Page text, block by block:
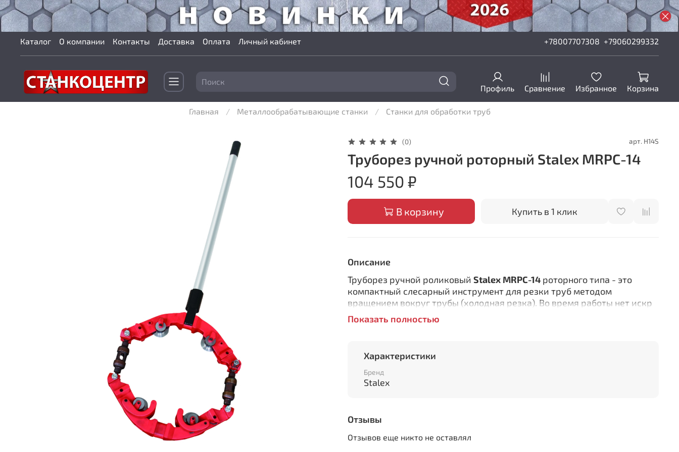
Каталог О компании Контакты Доставка Оплата Личный кабинет +78007707308 +79060299332
Профиль Сравнение Избранное Корзина
Главная Металлообрабатывающие станки Станки для обработки труб
(0) арт. H14S
Труборез ручной роторный Stalex MRPC-14
104 550 ₽
В корзину Купить в 1 клик
Описание
Труборез ручной роликовый Stalex MRPC-14 роторного типа - это
компактный слесарный инструмент для резки труб методом
вращением вокруг трубы (холодная резка). Во время работы нет искр
(в отличие от резки другими инструментами). Конструкция
замкнутого типа с 4 режущими роликами и двумя стяжными муфтами
инструмента: резку можно производить в труднодоступных местах,
где нет полного подхода или доступа к трубе – рычаг вращения имеет
6 площадок на режущей раме, для фиксации и проворота вокруг трубы
Применяют для быстрой резки больших труб Ø10"-14" (Ø250-
350мм)
Показать полностью
Характеристики
Бренд
Stalex
Отзывы
Отзывов еще никто не оставлял